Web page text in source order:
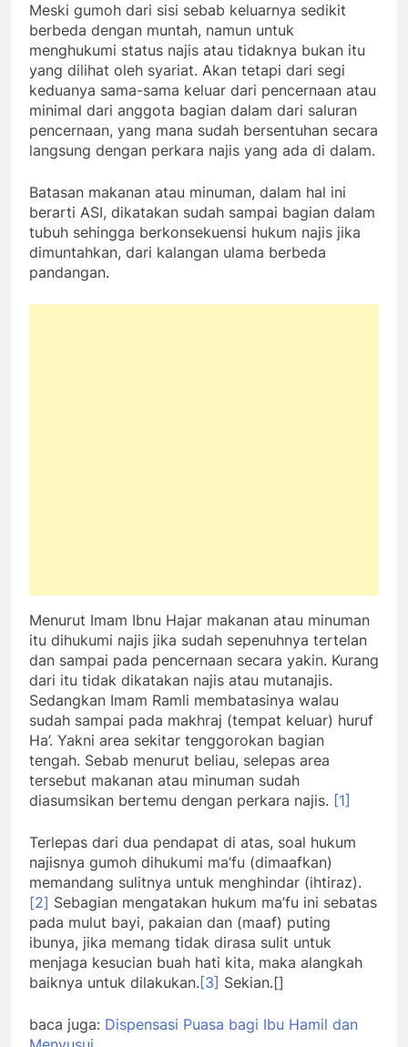
Meski gumoh dari sisi sebab keluarnya sedikit
berbeda dengan muntah, namun untuk
menghukumi status najis atau tidaknya bukan itu
yang dilihat oleh syariat. Akan tetapi dari segi
keduanya sama-sama keluar dari pencernaan atau
minimal dari anggota bagian dalam dari saluran
pencernaan, yang mana sudah bersentuhan secara
langsung dengan perkara najis yang ada di dalam.
Batasan makanan atau minuman, dalam hal ini
berarti ASI, dikatakan sudah sampai bagian dalam
tubuh sehingga berkonsekuensi hukum najis jika
dimuntahkan, dari kalangan ulama berbeda
pandangan.
Menurut Imam Ibnu Hajar makanan atau minuman
itu dihukumi najis jika sudah sepenuhnya tertelan
dan sampai pada pencernaan secara yakin. Kurang
dari itu tidak dikatakan najis atau mutanajis.
Sedangkan Imam Ramli membatasinya walau
sudah sampai pada makhraj (tempat keluar) huruf
Ha’. Yakni area sekitar tenggorokan bagian
tengah. Sebab menurut beliau, selepas area
tersebut makanan atau minuman sudah
diasumsikan bertemu dengan perkara najis. [1]
Terlepas dari dua pendapat di atas, soal hukum
najisnya gumoh dihukumi ma’fu (dimaafkan)
memandang sulitnya untuk menghindar (ihtiraz).
[2] Sebagian mengatakan hukum ma’fu ini sebatas
pada mulut bayi, pakaian dan (maaf) puting
ibunya, jika memang tidak dirasa sulit untuk
menjaga kesucian buah hati kita, maka alangkah
baiknya untuk dilakukan. [3] Sekian.[]
baca juga: Dispensasi Puasa bagi Ibu Hamil dan